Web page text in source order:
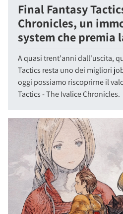
Final Fantasy
Chronicles, un
system che premia
A quasi trent'anni dall'uscita,
Tactics resta uno dei migliori
oggi possiamo riscoprirne il
Tactics - The Ivalice Chronicles.